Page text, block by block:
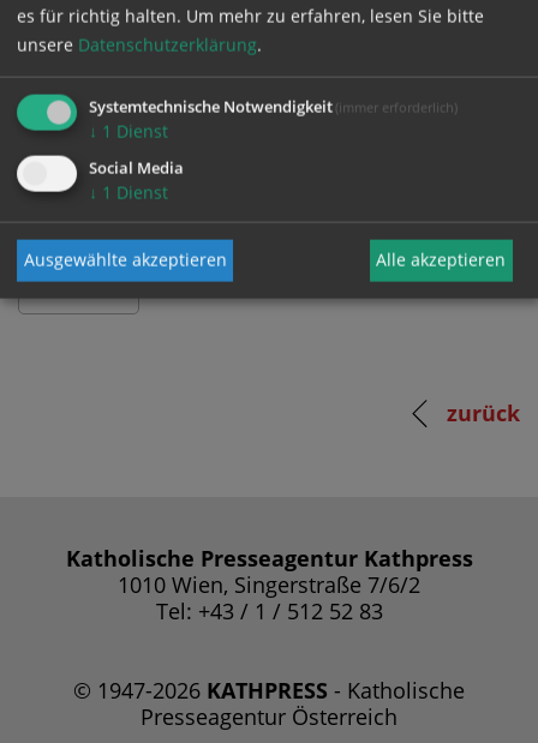
Benutzername
Passwort
zurück
Katholische Presseagentur Kathpress
1010 Wien, Singerstraße 7/6/2
Tel: +43 / 1 / 512 52 83
© 1947-2026 KATHPRESS - Katholische
Presseagentur Österreich
es für richtig halten. Um mehr zu erfahren, lesen Sie bitte
unsere Datenschutzerklärung.
Systemtechnische Notwendigkeit (immer erforderlich)
↓ 1 Dienst
Social Media
↓ 1 Dienst
Ausgewählte akzeptieren Alle akzeptieren